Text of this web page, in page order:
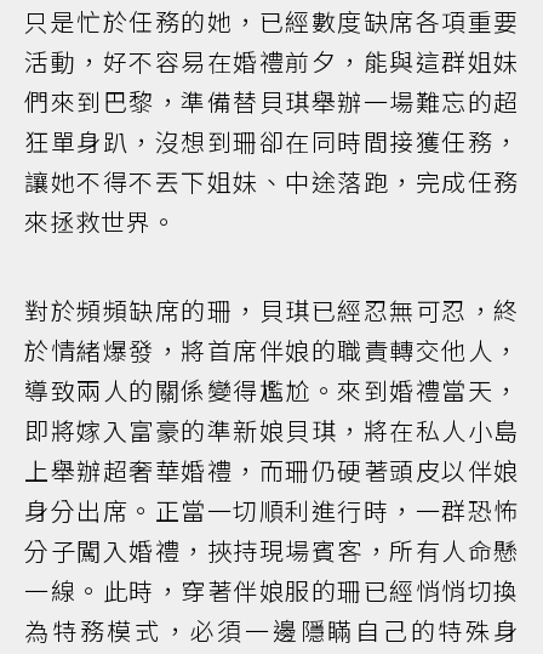
只是忙於任務的她，已經數度缺席各項重要
活動，好不容易在婚禮前夕，能與這群姐妹
們來到巴黎，準備替貝琪舉辦一場難忘的超
狂單身趴，沒想到珊卻在同時間接獲任務，
讓她不得不丟下姐妹、中途落跑，完成任務
來拯救世界。
對於頻頻缺席的珊，貝琪已經忍無可忍，終
於情緒爆發，將首席伴娘的職責轉交他人，
導致兩人的關係變得尷尬。來到婚禮當天，
即將嫁入富豪的準新娘貝琪，將在私人小島
上舉辦超奢華婚禮，而珊仍硬著頭皮以伴娘
身分出席。正當一切順利進行時，一群恐怖
分子闖入婚禮，挾持現場賓客，所有人命懸
一線。此時，穿著伴娘服的珊已經悄悄切換
為特務模式，必須一邊隱瞞自己的特殊身